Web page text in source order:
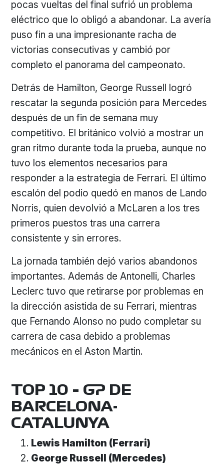
pocas vueltas del final sufrió un problema
eléctrico que lo obligó a abandonar. La avería
puso fin a una impresionante racha de
victorias consecutivas y cambió por
completo el panorama del campeonato.
Detrás de Hamilton, George Russell logró
rescatar la segunda posición para Mercedes
después de un fin de semana muy
competitivo. El británico volvió a mostrar un
gran ritmo durante toda la prueba, aunque no
tuvo los elementos necesarios para
responder a la estrategia de Ferrari. El último
escalón del podio quedó en manos de Lando
Norris, quien devolvió a McLaren a los tres
primeros puestos tras una carrera
consistente y sin errores.
La jornada también dejó varios abandonos
importantes. Además de Antonelli, Charles
Leclerc tuvo que retirarse por problemas en
la dirección asistida de su Ferrari, mientras
que Fernando Alonso no pudo completar su
carrera de casa debido a problemas
mecánicos en el Aston Martin.
TOP 10 – GP DE
BARCELONA-
CATALUNYA
Lewis Hamilton (Ferrari)
George Russell (Mercedes)